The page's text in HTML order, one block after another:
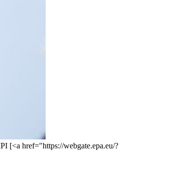
[<a href="https://webgate.epa.eu/?